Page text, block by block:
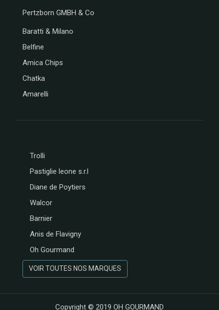
Pertzborn GMBH & Co
Baratti & Milano
Belfine
Amica Chips
Chatka
Amarelli
Trolli
Pastiglie leone s.r.l
Diane de Poytiers
Walcor
Barnier
Anis de Flavigny
Oh Gourmand
VOIR TOUTES NOS MARQUES
Copyright © 2019 OH GOURMAND